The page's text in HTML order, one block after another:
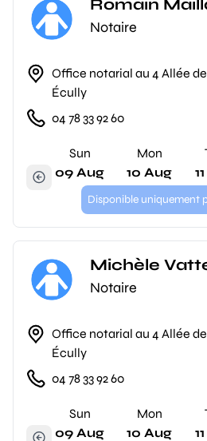
Romain
Notaire
Office notarial au 4 Allée
Écully
04 78 33 92 60
Sun
09 Aug
Mon
10 Aug
Disponible uniquement
Michèle
Notaire
Office notarial au 4 Allée
Écully
04 78 33 92 60
Sun
09 Aug
Mon
10 Aug